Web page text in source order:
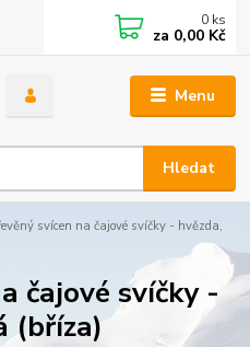
Menu
Hledat
0 ks
za 0,00 Kč
svícen na čajové svíčky - hvězda,
čajové svíčky -
(bříza)